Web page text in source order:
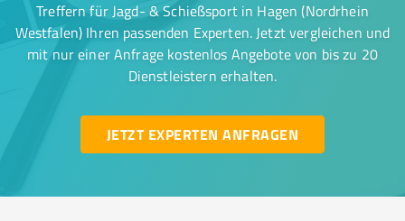
Treffern für Jagd- & Schießsport in Hagen (Nordrhein
Westfalen) Ihren passenden Experten. Jetzt vergleichen und
mit nur einer Anfrage kostenlos Angebote von bis zu 20
Dienstleistern erhalten.
JETZT EXPERTEN ANFRAGEN